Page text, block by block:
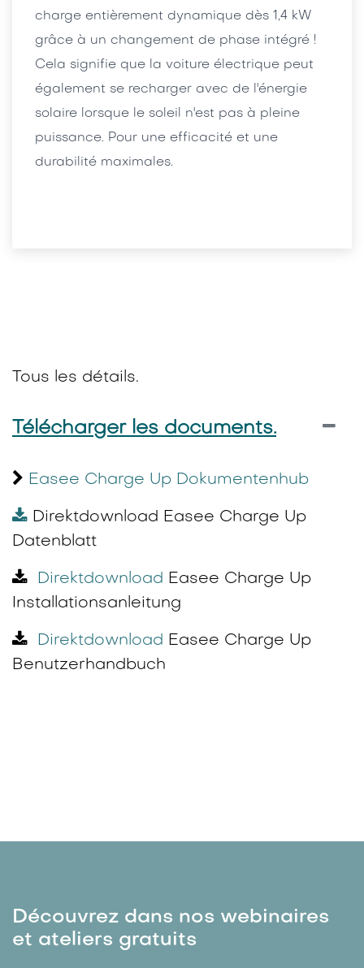
charge entièrement dynamique dès 1,4 kW
grâce à un changement de phase intégré !
Cela signifie que la voiture électrique peut
également se recharger avec de l'énergie
solaire lorsque le soleil n'est pas à pleine
puissance. Pour une efficacité et une
durabilité maximales.
Tous les détails.
Télécharger les documents.
Easee Charge Up Dokumentenhub
Direktdownload Easee Charge Up
Datenblatt
Direktdownload Easee Charge Up
Installationsanleitung
Direktdownload Easee Charge Up
Benutzerhandbuch
Découvrez dans nos webinaires
et ateliers gratuits